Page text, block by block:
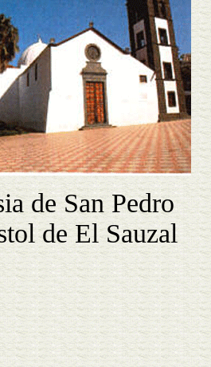
de San Pedro
de El Sauzal